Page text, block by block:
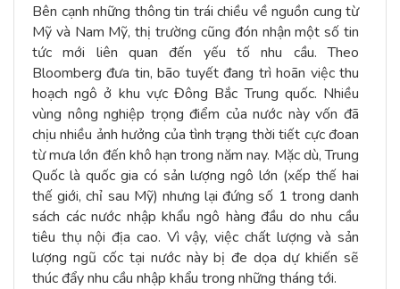
Bên cạnh những thông tin trái chiều về nguồn cung từ
Mỹ và Nam Mỹ, thị trường cũng đón nhận một số tin
tức mới liên quan đến yếu tố nhu cầu. Theo
Bloomberg đưa tin, bão tuyết đang trì hoãn việc thu
hoạch ngô ở khu vực Đông Bắc Trung quốc. Nhiều
vùng nông nghiệp trọng điểm của nước này vốn đã
chịu nhiều ảnh hưởng của tình trạng thời tiết cực đoan
từ mưa lớn đến khô hạn trong năm nay. Mặc dù, Trung
Quốc là quốc gia có sản lượng ngô lớn (xếp thế hai
thế giới, chỉ sau Mỹ) nhưng lại đứng số 1 trong danh
sách các nước nhập khẩu ngô hàng đầu do nhu cầu
tiêu thụ nội địa cao. Vì vậy, việc chất lượng và sản
lượng ngũ cốc tại nước này bị đe dọa dự khiến sẽ
thúc đẩy nhu cầu nhập khẩu trong những tháng tới.